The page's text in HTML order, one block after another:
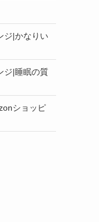
ジ|かなりい
ジ|睡眠の質
ショッピ